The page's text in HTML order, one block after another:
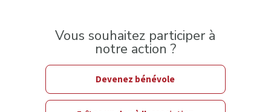
Vous souhaitez participer à
notre action ?
Devenez bénévole